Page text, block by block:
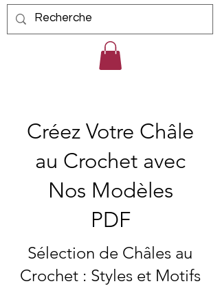
Créez Votre Châle
au Crochet avec
Nos Modèles
PDF
Sélection de Châles au
Crochet : Styles et Motifs